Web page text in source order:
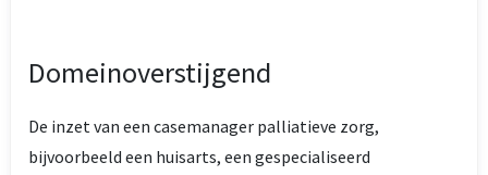
Domeinoverstijgend
De inzet van een casemanager palliatieve zorg,
bijvoorbeeld een huisarts, een gespecialiseerd